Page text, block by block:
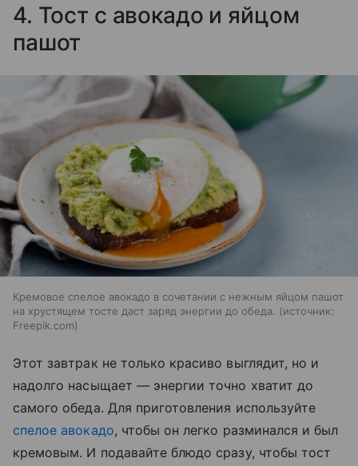
4. Тост с авокадо и яйцом
пашот
Кремовое спелое авокадо в сочетании с нежным яйцом пашот
на хрустящем тосте даст заряд энергии до обеда.
источник:
Freepik.com
Этот завтрак не только красиво выглядит, но и
надолго насыщает — энергии точно хватит до
самого обеда. Для приготовления используйте
спелое авокадо, чтобы он легко разминался и был
кремовым. И подавайте блюдо сразу, чтобы тост